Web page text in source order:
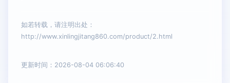
如若转载，请注明出处：
http://www.xinlingjitang860.com/product/2.html
更新时间：2026-08-04 06:06:40